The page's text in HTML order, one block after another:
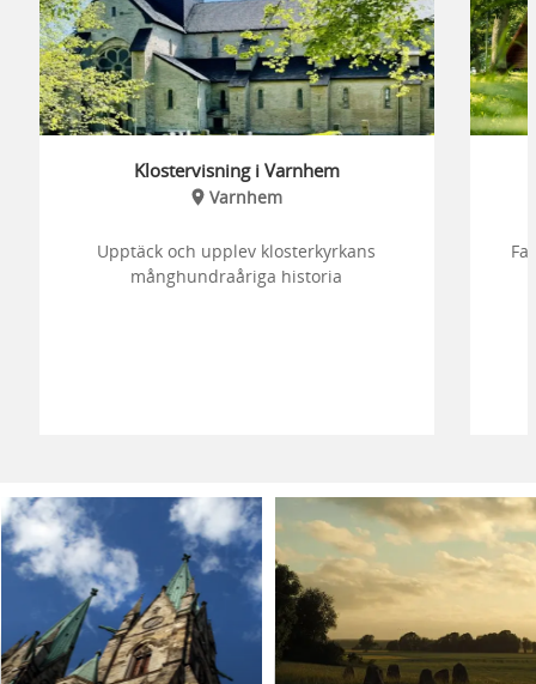
Klostervisning i Varnhem
Varnhem
Upptäck och upplev klosterkyrkans
månghundraåriga historia